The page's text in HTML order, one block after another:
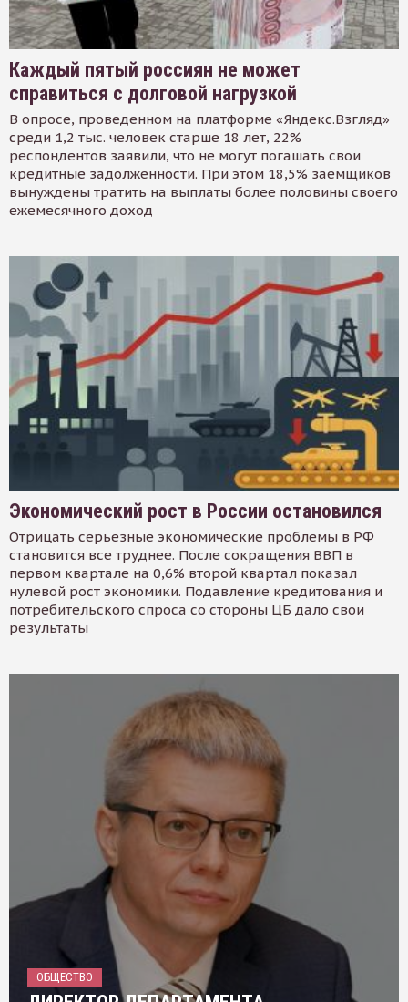
Каждый пятый россиян не может
справиться с долговой нагрузкой
В опросе, проведенном на платформе «Яндекс.Взгляд»
среди 1,2 тыс. человек старше 18 лет, 22%
респондентов заявили, что не могут погашать свои
кредитные задолженности. При этом 18,5% заемщиков
вынуждены тратить на выплаты более половины своего
ежемесячного доход
Экономический рост в России остановился
Отрицать серьезные экономические проблемы в РФ
становится все труднее. После сокращения ВВП в
первом квартале на 0,6% второй квартал показал
нулевой рост экономики. Подавление кредитования и
потребительского спроса со стороны ЦБ дало свои
результаты
ОБЩЕСТВО